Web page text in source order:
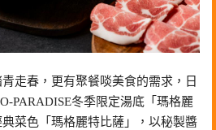
走春，更有聚餐啖美食的需求，日
PARADISE冬季限定湯底「瑪格麗
菜色「瑪格麗特比薩」，以秘製醬